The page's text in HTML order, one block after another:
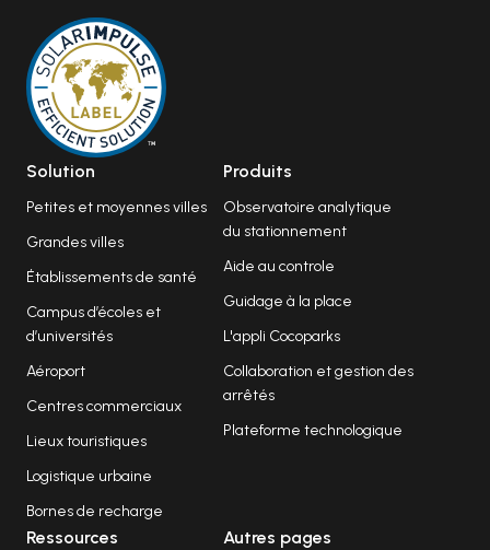
Solution
Petites et moyennes villes
Grandes villes
Établissements de santé
Campus d’écoles et
d’universités
Aéroport
Centres commerciaux
Lieux touristiques
Logistique urbaine
Bornes de recharge
Produits
Observatoire analytique
du stationnement
Aide au controle
Guidage à la place
L'appli Cocoparks
Collaboration et gestion des
arrêtés
Plateforme technologique
Ressources Autres pages